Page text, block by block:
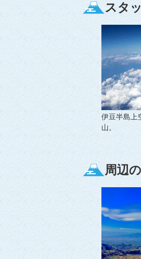
スタ
伊豆半島上
山。
周辺